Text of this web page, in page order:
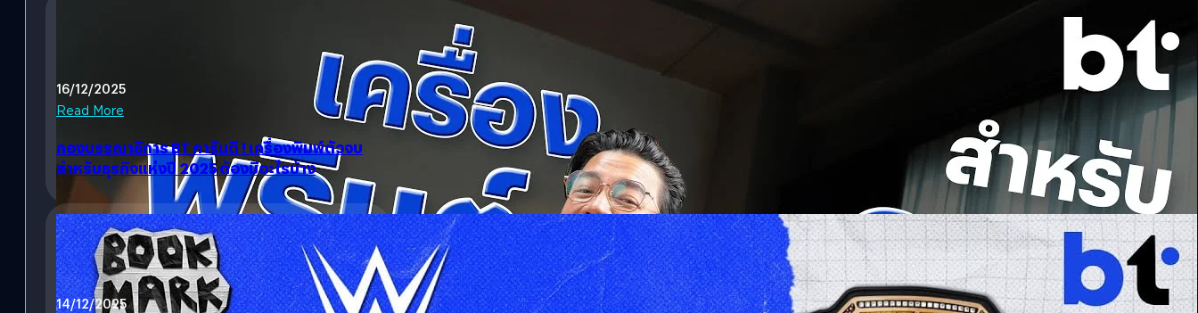
16/12/2025
Read More
กองบรรณาธิการ BT การันตี ! เครื่องพิมพ์ตัวจบ
สำหรับธุรกิจแห่งปี 2025 ต้องมีอะไรบ้าง
14/12/2025